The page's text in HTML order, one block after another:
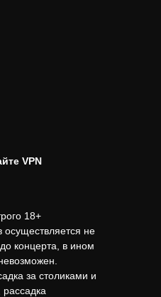
VPN
18+
осуществляется не
концерта, в ином
за столиками и